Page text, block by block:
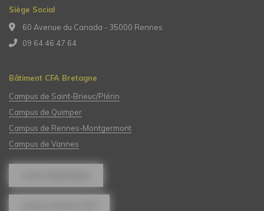
Siège Social
60 Avenue du Canada - 35000 Rennes
09 64 46 47 64
Bâtiment CFA Bretagne
Campus de Saint-Brieuc/Plérin
Campus de Quimper
Campus de Rennes-Montgermont
Campus de Vannes